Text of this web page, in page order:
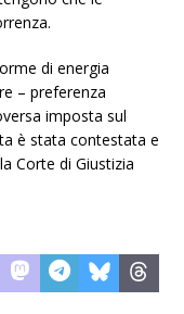
di energia
– preferenza
imposta sul
è stata contestata e
Corte di Giustizia